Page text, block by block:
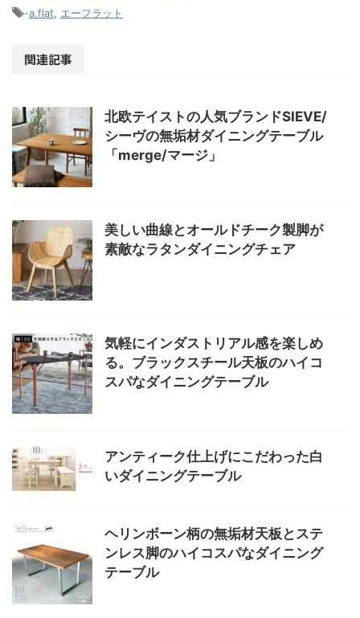
-a.flat エーフラット
関連記事
北欧テイストの人気ブランドSIEVE/
シーヴの無垢材ダイニングテーブル
「merge/マージ」
美しい曲線とオールドチーク製脚が
素敵なラタンダイニングチェア
気軽にインダストリアル感を楽しめ
る。ブラックスチール天板のハイコ
スパなダイニングテーブル
アンティーク仕上げにこだわった白
いダイニングテーブル
ヘリンボーン柄の無垢材天板とステ
ンレス脚のハイコスパなダイニング
テーブル